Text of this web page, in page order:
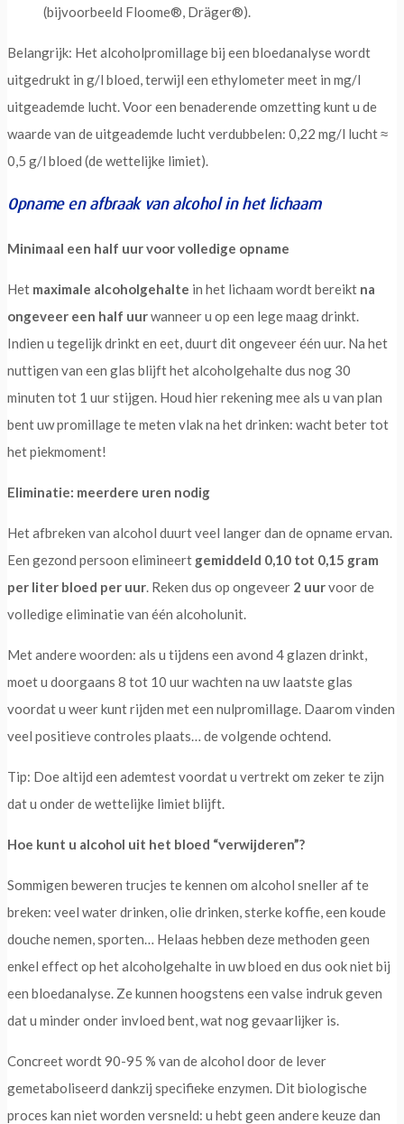
(bijvoorbeeld Floome®, Dräger®).
Belangrijk: Het alcoholpromillage bij een bloedanalyse wordt
uitgedrukt in g/l bloed, terwijl een ethylometer meet in mg/l
uitgeademde lucht. Voor een benaderende omzetting kunt u de
waarde van de uitgeademde lucht verdubbelen: 0,22 mg/l lucht ≈
0,5 g/l bloed (de wettelijke limiet).
Opname en afbraak van alcohol in het lichaam
Minimaal een half uur voor volledige opname
Het maximale alcoholgehalte in het lichaam wordt bereikt na
ongeveer een half uurwanneer u op een lege maag drinkt.
Indien u tegelijk drinkt en eet, duurt dit ongeveer één uur. Na het
nuttigen van een glas blijft het alcoholgehalte dus nog 30
minuten tot 1 uur stijgen. Houd hier rekening mee als u van plan
bent uw promillage te meten vlak na het drinken: wacht beter tot
het piekmoment!
Eliminatie: meerdere uren nodig
Het afbreken van alcohol duurt veel langer dan de opname ervan.
Een gezond persoon elimineert gemiddeld 0,10 tot 0,15 gram
per liter bloed per uur. Reken dus op ongeveer 2 uurvoor de
volledige eliminatie van één alcoholunit.
Met andere woorden: als u tijdens een avond 4 glazen drinkt,
moet u doorgaans 8 tot 10 uur wachten na uw laatste glas
voordat u weer kunt rijden met een nulpromillage. Daarom vinden
veel positieve controles plaats… de volgende ochtend.
Tip: Doe altijd een ademtest voordat u vertrekt om zeker te zijn
dat u onder de wettelijke limiet blijft.
Hoe kunt u alcohol uit het bloed “verwijderen”?
Sommigen beweren trucjes te kennen om alcohol sneller af te
breken: veel water drinken, olie drinken, sterke koffie, een koude
douche nemen, sporten… Helaas hebben deze methoden geen
enkel effect op het alcoholgehalte in uw bloed en dus ook niet bij
een bloedanalyse. Ze kunnen hoogstens een valse indruk geven
dat u minder onder invloed bent, wat nog gevaarlijker is.
Concreet wordt 90-95 % van de alcohol door de lever
gemetaboliseerd dankzij specifieke enzymen. Dit biologische
proces kan niet worden versneld: u hebt geen andere keuze dan